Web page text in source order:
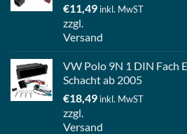
€11,49 inkl. MwST
zzgl.
Versand
VW Polo 9N 1 DIN Fach
Schacht ab 2005
€18,49 inkl. MwST
zzgl.
Versand